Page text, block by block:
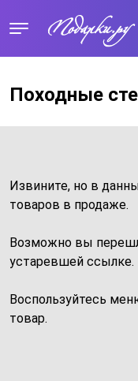
Походные
Извините, но в
товаров в продаже.
Возможно вы
устаревшей ссылке.
Воспользуйтесь
товар.